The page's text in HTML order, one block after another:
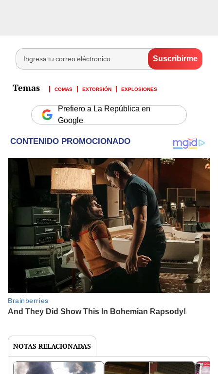
COMAS EXTORSIÓN EXPLOSIONES
Prefiero a La República en
Google
NOTAS RELACIONADAS